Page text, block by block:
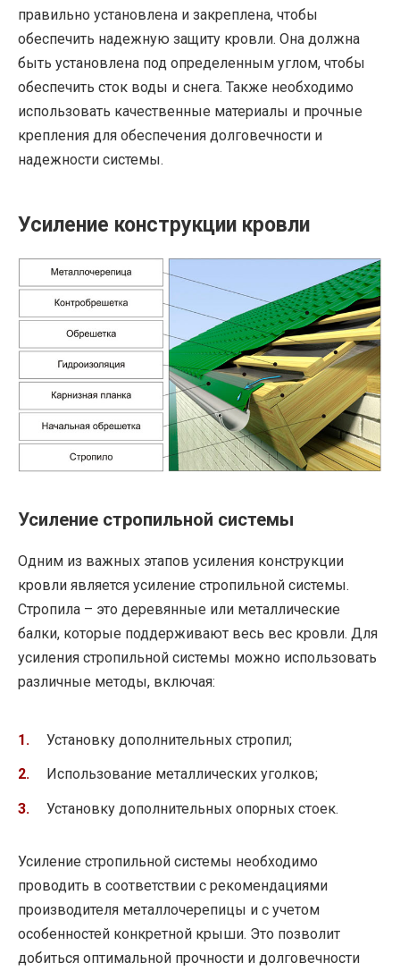
правильно установлена и закреплена, чтобы
обеспечить надежную защиту кровли. Она должна
быть установлена под определенным углом, чтобы
обеспечить сток воды и снега. Также необходимо
использовать качественные материалы и прочные
крепления для обеспечения долговечности и
надежности системы.
Усиление конструкции кровли
Усиление стропильной системы
Одним из важных этапов усиления конструкции
кровли является усиление стропильной системы.
Стропила – это деревянные или металлические
балки, которые поддерживают весь вес кровли. Для
усиления стропильной системы можно использовать
различные методы, включая:
Установку дополнительных стропил;
Использование металлических уголков;
Установку дополнительных опорных стоек.
Усиление стропильной системы необходимо
проводить в соответствии с рекомендациями
производителя металлочерепицы и с учетом
особенностей конкретной крыши. Это позволит
добиться оптимальной прочности и долговечности